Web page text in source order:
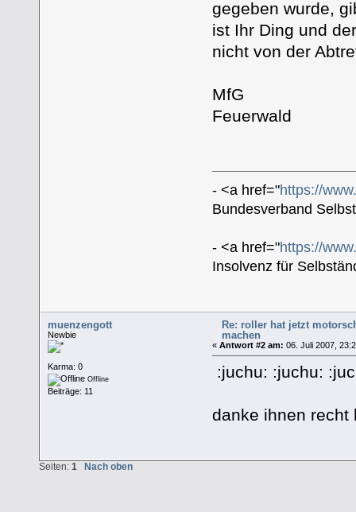
gegeben wurde,
ist Ihr Ding und
nicht von der
MfG
Feuerwald
- <a href="https://
Bundesverband
- <a href="https://
Insolvenz für
muenzengott
Newbie
Karma: 0
Offline
Beiträge: 11
Re: roller hat jetzt
machen
« Antwort #2 am: 06. Juli 2007,
:juchu: :juchu:
danke ihnen recht
Seiten: 1 Nach oben